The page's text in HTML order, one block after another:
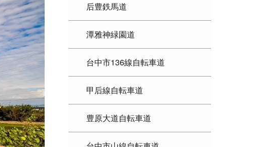
后豊鉄馬道
潭雅神緑園道
台中市136線自転車道
甲后線自転車道
豊原大道自転車道